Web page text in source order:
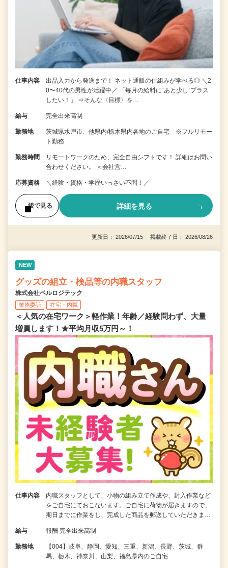
仕事内容
出品入力から発送まで！ ネット通販の仕組みが学べる◎ ＼2
0〜40代の男性が活躍中／ 「毎月の給料に“あと少し”プラス
したい！」 ⇒そんな〈目標〉を…
給与 完全出来高制
勤務地
茨城県水戸市、他県内/栃木県内各地のご自宅 ※フルリモー
ト勤務
勤務時間
リモートワークのため、完全自由シフトです！ 詳細はお問い
合わせください。 ＜会社営…
応募資格 ＼経験・資格・学歴いっさい不問！／
後で見る 詳細を見る
更新日： 2026/07/15 掲載終了日： 2026/08/26
NEW
グッズの組立・検品等の内職スタッフ
株式会社ベルロジテック
業務委託 在宅・内職
＜人気の在宅ワーク＞軽作業！年齢／経験問わず、大量
増員します！★平均月収5万円～！
仕事内容
内職スタッフとして、小物の組み立て作成や、封入作業など
をご自宅にておこないます。ご自宅に荷物が届きますので、
期日までに作業をし、完成した商品を郵送していただきま…
給与 報酬 完全出来高制
勤務地
【004】岐阜、静岡、愛知、三重、新潟、長野、茨城、群
馬、栃木、神奈川、山梨、福島県内のご自宅